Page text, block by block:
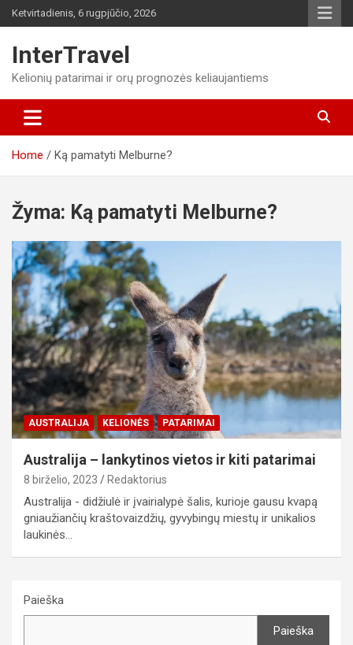
Skip
to
Ketvirtadienis, 6 rugpjūčio, 2026
InterTravel
Kelionių patarimai ir orų prognozės keliaujantiems
Home Ką pamatyti Melburne?
Žyma: Ką pamatyti Melburne?
AUSTRALIJA KELIONĖS PATARIMAI
Australija – lankytinos vietos ir kiti patarimai
8 birželio, 2023 Redaktorius
Australija - didžiulė ir įvairialypė šalis, kurioje gausu kvapą
gniaužiančių kraštovaizdžių, gyvybingų miestų ir unikalios
laukinės…
Paieška
Paieška